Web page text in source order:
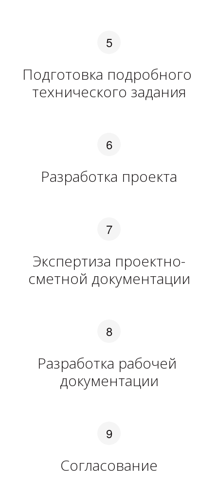
Подготовка подробного
технического задания
Разработка проекта
Экспертиза проектно-
сметной документации
Разработка рабочей
документации
Согласование